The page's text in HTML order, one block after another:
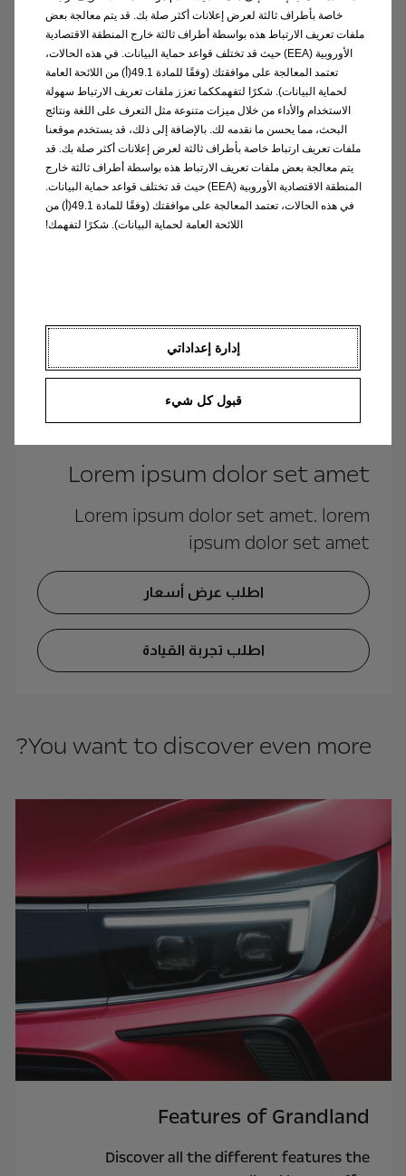
The future is electric
Ready to switch?
Discover the Grandland Plug-in Hybrid
Offers
Lorem ipsum dolor set amet
Lorem ipsum dolor set amet. lorem
ipsum dolor set amet
اطلب عرض أسعار
اطلب تجربة القيادة
You want to discover even more?
Features of Grandland
Discover all the different features the
خاصة بأطراف ثالثة لعرض إعلانات أكثر صلة بك. قد يتم معالجة بعض
ملفات تعريف الارتباط هذه بواسطة أطراف ثالثة خارج المنطقة الاقتصادية
الأوروبية (EEA) حيث قد تختلف قواعد حماية البيانات. في هذه الحالات،
تعتمد المعالجة على موافقتك (وفقًا للمادة 49.1(أ) من اللائحة العامة
لحماية البيانات). شكرًا لتفهمككما تعزز ملفات تعريف الارتباط سهولة
الاستخدام والأداء من خلال ميزات متنوعة مثل التعرف على اللغة ونتائج
البحث، مما يحسن ما نقدمه لك. بالإضافة إلى ذلك، قد يستخدم موقعنا
ملفات تعريف ارتباط خاصة بأطراف ثالثة لعرض إعلانات أكثر صلة بك. قد
يتم معالجة بعض ملفات تعريف الارتباط هذه بواسطة أطراف ثالثة خارج
المنطقة الاقتصادية الأوروبية (EEA) حيث قد تختلف قواعد حماية البيانات.
في هذه الحالات، تعتمد المعالجة على موافقتك (وفقًا للمادة 49.1(أ) من
اللائحة العامة لحماية البيانات). شكرًا لتفهمك!
إدارة إعداداتي
قبول كل شيء